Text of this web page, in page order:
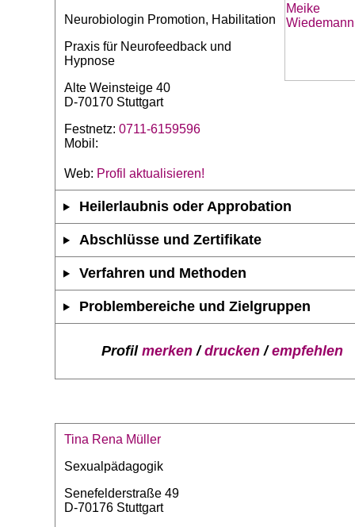
Neurobiologin Promotion, Habilitation
Praxis für Neurofeedback und
Hypnose
Alte Weinsteige 40
D-70170 Stuttgart
Festnetz: 0711-6159596
Mobil:
Web: Profil aktualisieren!
Heilerlaubnis oder Approbation
Abschlüsse und Zertifikate
Verfahren und Methoden
Problembereiche und Zielgruppen
Profil merken/drucken/empfehlen
Tina Rena Müller
Sexualpädagogik
Senefelderstraße 49
D-70176 Stuttgart